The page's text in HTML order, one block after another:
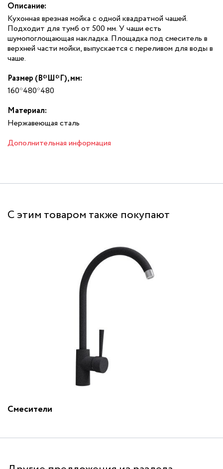
Описание:
Кухонная врезная мойка с одной квадратной чашей.
Подходит для тумб от 500 мм. У чаши есть
шумопоглощающая накладка. Площадка под смеситель в
верхней части мойки, выпускается с переливом для воды в
чаше.
Размер (В*Ш*Г), мм:
160*480*480
Материал:
Нержавеющая сталь
Дополнительная информация
С этим товаром также покупают
Смесители